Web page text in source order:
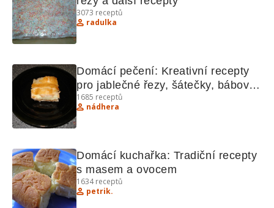
3073 receptů
radulka
Domácí pečení: Kreativní recepty
pro jablečné řezy, šátečky, bábovku
a další lahůdky
1685 receptů
nádhera
Domácí kuchařka: Tradiční recepty
s masem a ovocem
1634receptů
petrik.